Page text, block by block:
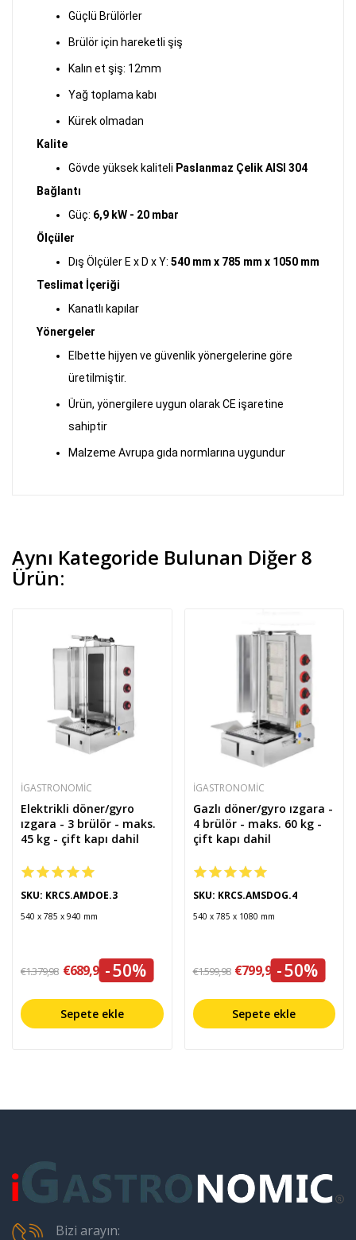
Güçlü Brülörler
Brülör için hareketli şiş
Kalın et şiş: 12mm
Yağ toplama kabı
Kürek olmadan
Kalite
Gövde yüksek kaliteli Paslanmaz Çelik AISI 304
Bağlantı
Güç: 6,9 kW - 20 mbar
Ölçüler
Dış Ölçüler E x D x Y: 540 mm x 785 mm x 1050 mm
Teslimat İçeriği
Kanatlı kapılar
Yönergeler
Elbette hijyen ve güvenlik yönergelerine göre
üretilmiştir.
Ürün, yönergilere uygun olarak CE işaretine
sahiptir
Malzeme Avrupa gıda normlarına uygundur
Aynı Kategoride Bulunan Diğer 8
Ürün:
IGASTRONOMIC
Elektrikli döner/gyro
ızgara - 3 brülör - maks.
45 kg - çift kapı dahil
SKU: KRCS.AMDOE.3
540 x 785 x 940 mm
€1.379,98 €689,99-50%
Sepete ekle
IGASTRONOMIC
Gazlı döner/gyro ızgara -
4 brülör - maks. 60 kg -
çift kapı dahil
SKU: KRCS.AMSDOG.4
540 x 785 x 1080 mm
€1.599,98 €799,99-50%
Sepete ekle
Bizi arayın: